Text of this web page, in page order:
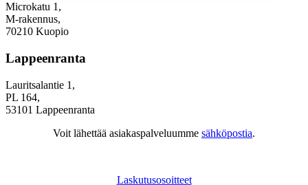
Microkatu 1,
M-rakennus,
70210 Kuopio
Lappeenranta
Lauritsalantie 1,
PL 164,
53101 Lappeenranta
Voit lähettää asiakaspalveluumme sähköpostia.
Laskutusosoitteet